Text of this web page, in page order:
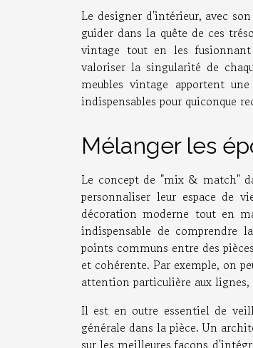
Le designer d'intérieur, avec
guider dans la quête de ces
vintage tout en les
valoriser la singularité de
meubles vintage apportent
indispensables pour quiconque
Mélanger les
Le concept de "mix & match"
personnaliser leur espace de
décoration moderne tout en
indispensable de comprendre
points communs entre des
et cohérente. Par exemple, on
attention particulière aux
Il est en outre essentiel de
générale dans la pièce. Un
sur les meilleures façons